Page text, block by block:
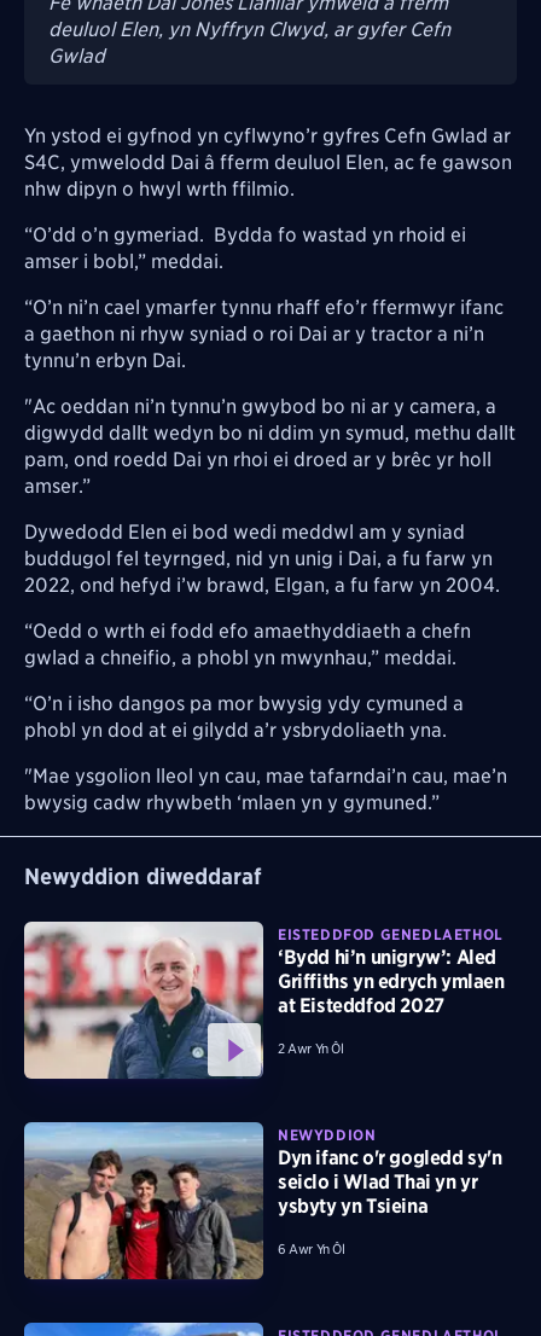
deuluol Elen, yn Nyffryn Clwyd, ar gyfer Cefn
Gwlad
Yn ystod ei gyfnod yn cyflwyno’r gyfres Cefn Gwlad ar
S4C, ymwelodd Dai â fferm deuluol Elen, ac fe gawson
nhw dipyn o hwyl wrth ffilmio.
“O’dd o’n gymeriad. Bydda fo wastad yn rhoid ei
amser i bobl,” meddai.
“O’n ni’n cael ymarfer tynnu rhaff efo’r ffermwyr ifanc
a gaethon ni rhyw syniad o roi Dai ar y tractor a ni’n
tynnu’n erbyn Dai.
"Ac oeddan ni’n tynnu’n gwybod bo ni ar y camera, a
digwydd dallt wedyn bo ni ddim yn symud, methu dallt
pam, ond roedd Dai yn rhoi ei droed ar y brêc yr holl
amser.”
Dywedodd Elen ei bod wedi meddwl am y syniad
buddugol fel teyrnged, nid yn unig i Dai, a fu farw yn
2022, ond hefyd i’w brawd, Elgan, a fu farw yn 2004.
“Oedd o wrth ei fodd efo amaethyddiaeth a chefn
gwlad a chneifio, a phobl yn mwynhau,” meddai.
“O’n i isho dangos pa mor bwysig ydy cymuned a
phobl yn dod at ei gilydd a’r ysbrydoliaeth yna.
"Mae ysgolion lleol yn cau, mae tafarndai’n cau, mae’n
bwysig cadw rhywbeth ‘mlaen yn y gymuned.”
Newyddion diweddaraf
EISTEDDFOD GENEDLAETHOL
‘Bydd hi’n unigryw’: Aled
Griffiths yn edrych ymlaen
at Eisteddfod 2027
2 Awr Yn Ôl
NEWYDDION
Dyn ifanc o'r gogledd sy'n
seiclo i Wlad Thai yn yr
ysbyty yn Tsieina
6 Awr Yn Ôl